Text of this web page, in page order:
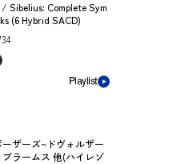
Sibelius: Complete Sym
(6 Hybrid SACD)
Playlist
ザーズ~ドヴォルザー
ラームス 他(ハイレゾ